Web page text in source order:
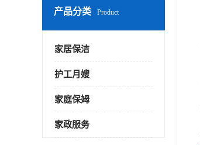
产品分类 Product
家居保洁
护工月嫂
家庭保姆
家政服务